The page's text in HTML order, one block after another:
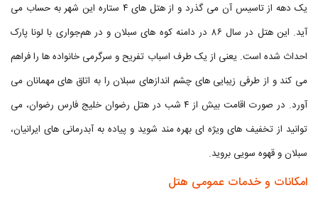
یک دهه از تاسیس آن می گذرد و از هتل های ۴ ستاره این شهر به حساب می
آید. این هتل در سال ۸۶ در دامنه کوه های سبلان و در هم‌جواری با لونا پارک
احداث شده است. یعنی از یک طرف اسباب تفریح و سرگرمی خانواده ها را فراهم
می کند و از طرفی زیبایی های چشم اندازهای سبلان را به اتاق های مهمانان می
آورد. در صورت اقامت بیش از ۴ شب در هتل رضوان خلیج فارس رضوان، می
توانید از تخفیف های ویژه ای بهره مند شوید و پیاده به آبدرمانی های ایرانیان،
سبلان و قهوه سویی بروید.
امکانات و خدمات عمومی هتل